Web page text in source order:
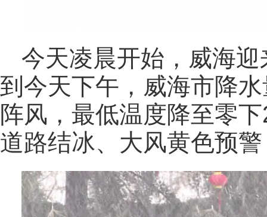
今天凌晨开始，威海
到今天下午，威海市降
阵风，最低温度降至零
道路结冰、大风黄色预